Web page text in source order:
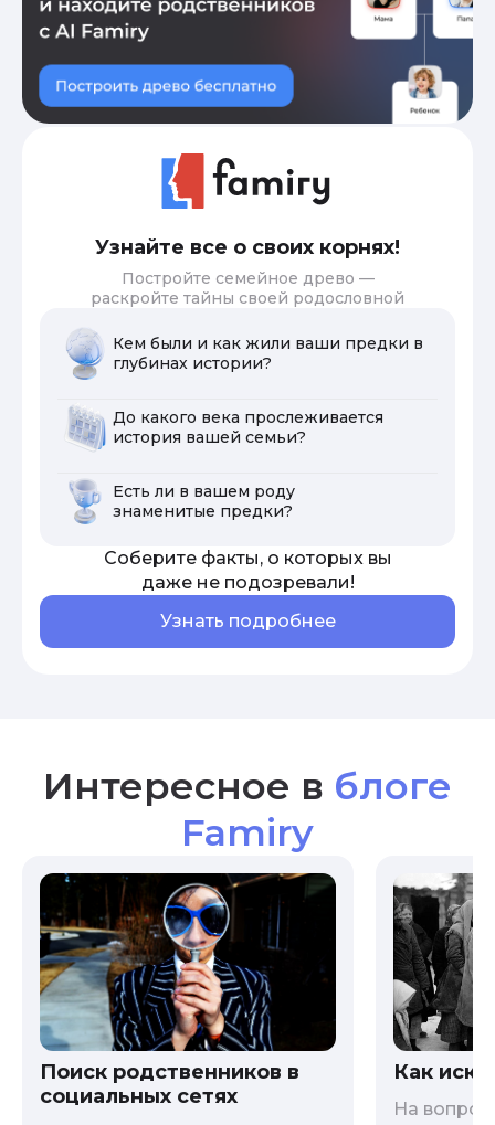
Узнайте все о своих корнях!
Постройте семейное древо —
раскройте тайны своей родословной
Кем были и как жили ваши предки в
глубинах истории?
До какого века прослеживается
история вашей семьи?
Есть ли в вашем роду
знаменитые предки?
Соберите факты, о которых вы
даже не подозревали!
Узнать подробнее
Интересное в блоге
Famiry
Поиск родственников в
социальных сетях
Как
На вопрос